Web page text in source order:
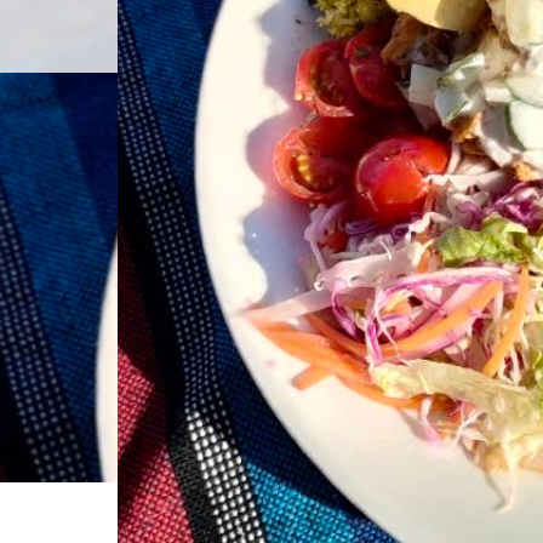
ホーム 店舗紹介
2
ホーム